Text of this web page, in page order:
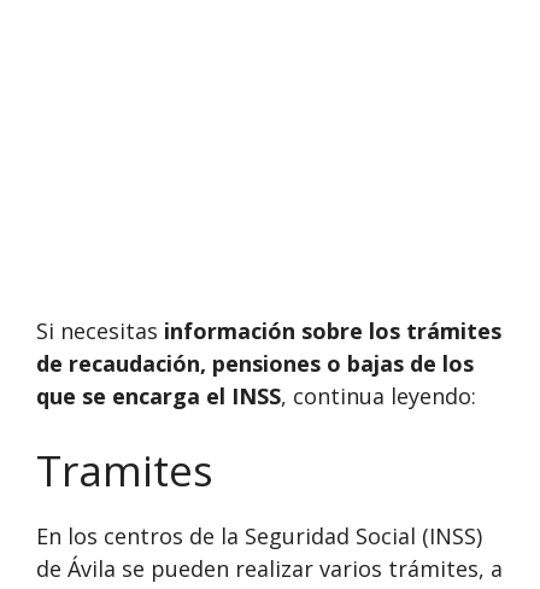
Si necesitas información sobre los trámites
de recaudación, pensiones o bajas de los
que se encarga el INSS, continua leyendo:
Tramites
En los centros de la Seguridad Social (INSS)
de Ávila se pueden realizar varios trámites, a